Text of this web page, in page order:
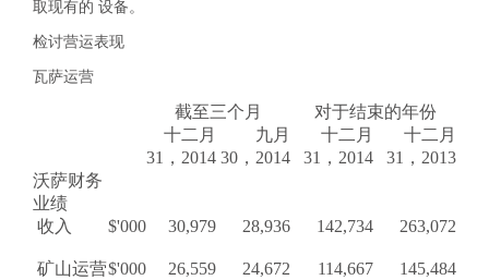
取现有的 设备。
检讨营运表现
瓦萨运营
截至三个月 对于结束的年份
十二月
31，2014
九月
30， 2014
十二月
31， 2014
十二月
31， 2013
沃萨财务
业绩
收入
$'000 30,979 28,936 142,734 263,072
矿山运营$'000 26,559 24,672 114,667 145,484